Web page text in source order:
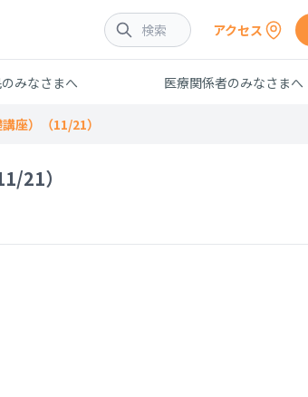
アクセス
みなさまへ 医療関係者のみなさまへ
座）（11/21）
21）